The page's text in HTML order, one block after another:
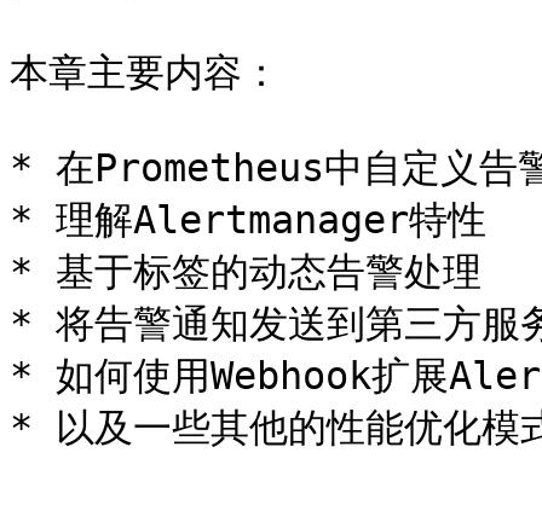
本章主要内容：
* 在Prometheus中自定义告
* 理解Alertmanager特性
* 基于标签的动态告警处理
* 将告警通知发送到第三方服
* 如何使用Webhook扩展